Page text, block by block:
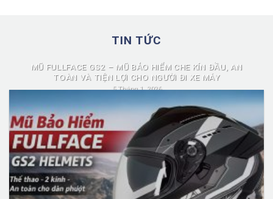
TIN TỨC
MŨ FULLFACE GS2 – MŨ BẢO HIỂM CHE KÍN ĐẦU, AN
TOÀN VÀ TIỆN LỢI CHO NGƯỜI ĐI XE MÁY
5 Tháng 1, 2026
Mũ fullface GS2 là dòng mũ bảo hiểm fullface được nhiều người
lựa chọn nhờ...